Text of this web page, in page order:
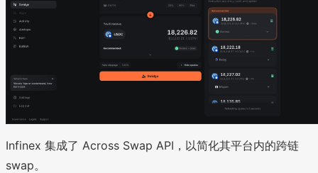
Infinex 集成了 Across Swap API，以简化其平台内的跨链
swap。